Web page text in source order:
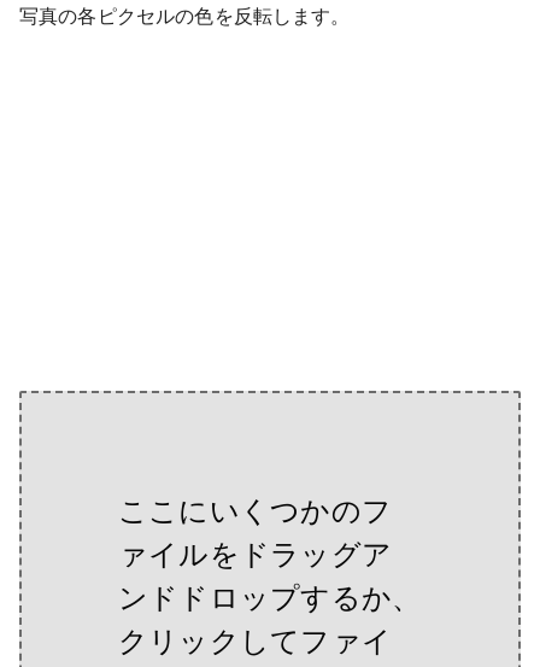
写真の各ピクセルの色を反転します。
ここにいくつかのフ
ァイルをドラッグア
ンドドロップするか、
クリックしてファイ